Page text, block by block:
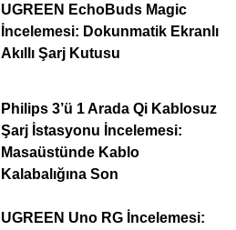
UGREEN EchoBuds Magic
İncelemesi: Dokunmatik Ekranlı
Akıllı Şarj Kutusu
Philips 3’ü 1 Arada Qi Kablosuz
Şarj İstasyonu İncelemesi:
Masaüstünde Kablo
Kalabalığına Son
UGREEN Uno RG İncelemesi: